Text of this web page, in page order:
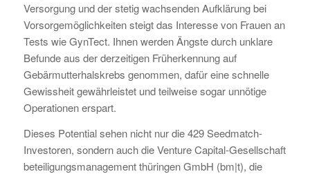
Versorgung und der stetig wachsenden Aufklärung bei
Vorsorgemöglichkeiten steigt das Interesse von Frauen an
Tests wie GynTect. Ihnen werden Ängste durch unklare
Befunde aus der derzeitigen Früherkennung auf
Gebärmutterhalskrebs genommen, dafür eine schnelle
Gewissheit gewährleistet und teilweise sogar unnötige
Operationen erspart.
Dieses Potential sehen nicht nur die 429 Seedmatch-
Investoren, sondern auch die Venture Capital-Gesellschaft
beteiligungsmanagement thüringen GmbH (bm|t), die